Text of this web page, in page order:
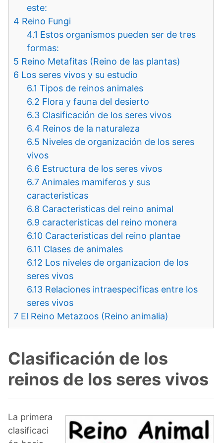
este:
4 Reino Fungi
4.1 Estos organismos pueden ser de tres
formas:
5 Reino Metafitas (Reino de las plantas)
6 Los seres vivos y su estudio
6.1 Tipos de reinos animales
6.2 Flora y fauna del desierto
6.3 Clasificación de los seres vivos
6.4 Reinos de la naturaleza
6.5 Niveles de organización de los seres
vivos
6.6 Estructura de los seres vivos
6.7 Animales mamiferos y sus
caracteristicas
6.8 Caracteristicas del reino animal
6.9 caracteristicas del reino monera
6.10 Caracteristicas del reino plantae
6.11 Clases de animales
6.12 Los niveles de organizacion de los
seres vivos
6.13 Relaciones intraespecificas entre los
seres vivos
7 El Reino Metazoos (Reino animalia)
Clasificación de los
reinos de los seres vivos
La primera
clasificaci